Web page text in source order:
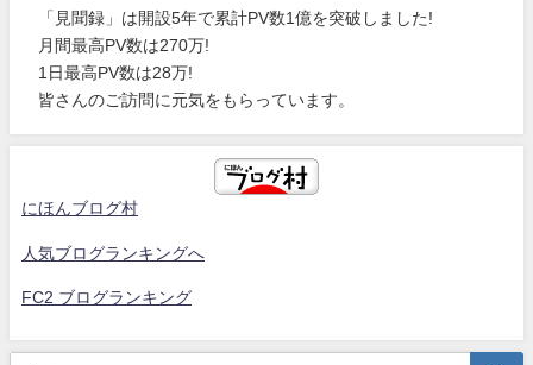
「見聞録」は開設5年で累計PV数1億を突破しました!
月間最高PV数は270万!
1日最高PV数は28万!
皆さんのご訪問に元気をもらっています。
にほんブログ村
人気ブログランキングへ
FC2 ブログランキング